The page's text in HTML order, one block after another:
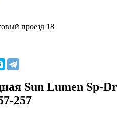
проезд 18
Sun Lumen Sp-Dr
257